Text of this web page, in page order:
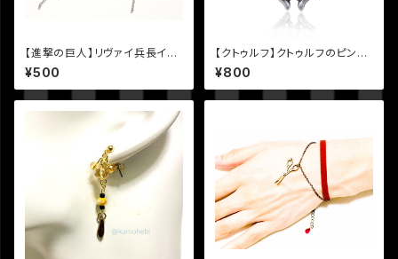
【進撃の巨人】リヴァイ兵長イメ
ージピアス
¥500
【クトゥルフ】クトゥルフのピンバ
ッジ
¥800